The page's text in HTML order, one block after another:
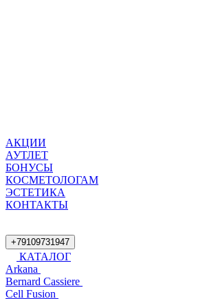
АКЦИИ
АУТЛЕТ
БОНУСЫ
КОСМЕТОЛОГАМ
ЭСТЕТИКА
КОНТАКТЫ
+79109731947
КАТАЛОГ
Arkana
Bernard Cassiere
Cell Fusion